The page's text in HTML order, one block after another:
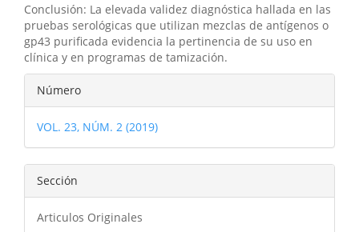
Conclusión: La elevada validez diagnóstica hallada en las
pruebas serológicas que utilizan mezclas de antígenos o
gp43 purificada evidencia la pertinencia de su uso en
clínica y en programas de tamización.
Detalles
del
artículo
Número
VOL. 23, NÚM. 2 (2019)
Sección
Articulos Originales